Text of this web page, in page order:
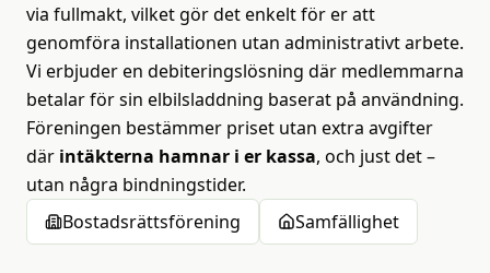
via fullmakt, vilket gör det enkelt för er att
genomföra installationen utan administrativt arbete.
Vi erbjuder en debiteringslösning där medlemmarna
betalar för sin elbilsladdning baserat på användning.
Föreningen bestämmer priset utan extra avgifter
där intäkterna hamnar i er kassa, och just det –
utan några bindningstider.
Bostadsrättsförening
Samfällighet